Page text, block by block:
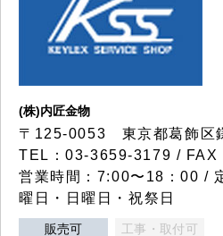
(株)内匠金物
〒125-0053 東京都葛飾区
TEL：03-3659-3179 / FAX
営業時間：7:00〜18：00 /
曜日・日曜日・祝祭日
販売可 工事・取付可